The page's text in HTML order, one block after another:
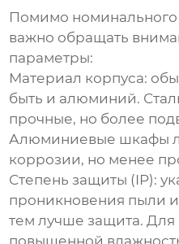
Помимо номинального
важно обращать
параметры:
Материал корпуса:
быть и алюминий.
прочные, но более
Алюминиевые шкафы
коррозии, но менее
Степень защиты (IP):
проникновения пыли
тем лучше защита.
повышенной